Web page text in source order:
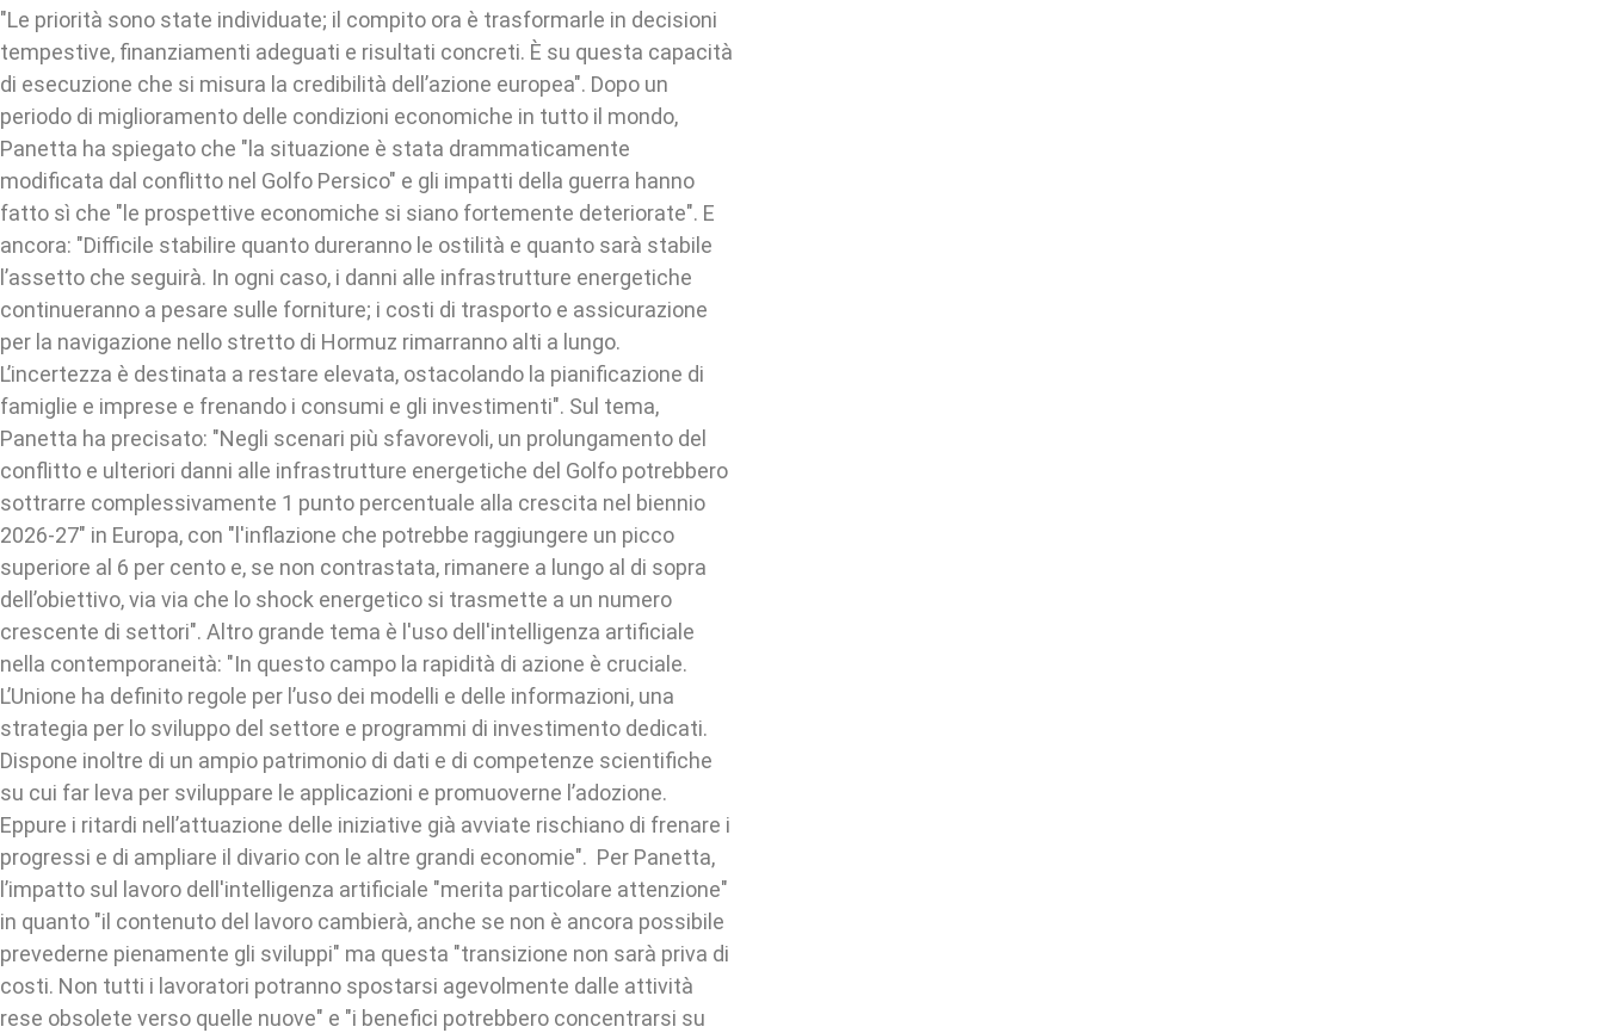
"Le priorità sono state individuate; il compito ora è trasformarle in decisioni
tempestive, finanziamenti adeguati e risultati concreti. È su questa capacità
di esecuzione che si misura la credibilità dell’azione europea". Dopo un
periodo di miglioramento delle condizioni economiche in tutto il mondo,
Panetta ha spiegato che "la situazione è stata drammaticamente
modificata dal conflitto nel Golfo Persico" e gli impatti della guerra hanno
fatto sì che "le prospettive economiche si siano fortemente deteriorate". E
ancora: "Difficile stabilire quanto dureranno le ostilità e quanto sarà stabile
l’assetto che seguirà. In ogni caso, i danni alle infrastrutture energetiche
continueranno a pesare sulle forniture; i costi di trasporto e assicurazione
per la navigazione nello stretto di Hormuz rimarranno alti a lungo.
L’incertezza è destinata a restare elevata, ostacolando la pianificazione di
famiglie e imprese e frenando i consumi e gli investimenti". Sul tema,
Panetta ha precisato: "Negli scenari più sfavorevoli, un prolungamento del
conflitto e ulteriori danni alle infrastrutture energetiche del Golfo potrebbero
sottrarre complessivamente 1 punto percentuale alla crescita nel biennio
2026-27" in Europa, con "l'inflazione che potrebbe raggiungere un picco
superiore al 6 per cento e, se non contrastata, rimanere a lungo al di sopra
dell’obiettivo, via via che lo shock energetico si trasmette a un numero
crescente di settori". Altro grande tema è l'uso dell'intelligenza artificiale
nella contemporaneità: "In questo campo la rapidità di azione è cruciale.
L’Unione ha definito regole per l’uso dei modelli e delle informazioni, una
strategia per lo sviluppo del settore e programmi di investimento dedicati.
Dispone inoltre di un ampio patrimonio di dati e di competenze scientifiche
su cui far leva per sviluppare le applicazioni e promuoverne l’adozione.
Eppure i ritardi nell’attuazione delle iniziative già avviate rischiano di frenare i
progressi e di ampliare il divario con le altre grandi economie". Per Panetta,
l’impatto sul lavoro dell'intelligenza artificiale "merita particolare attenzione"
in quanto "il contenuto del lavoro cambierà, anche se non è ancora possibile
prevederne pienamente gli sviluppi" ma questa "transizione non sarà priva di
costi. Non tutti i lavoratori potranno spostarsi agevolmente dalle attività
rese obsolete verso quelle nuove" e "i benefici potrebbero concentrarsi su